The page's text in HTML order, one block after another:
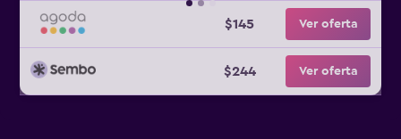
$145 Ver oferta
$244 Ver oferta